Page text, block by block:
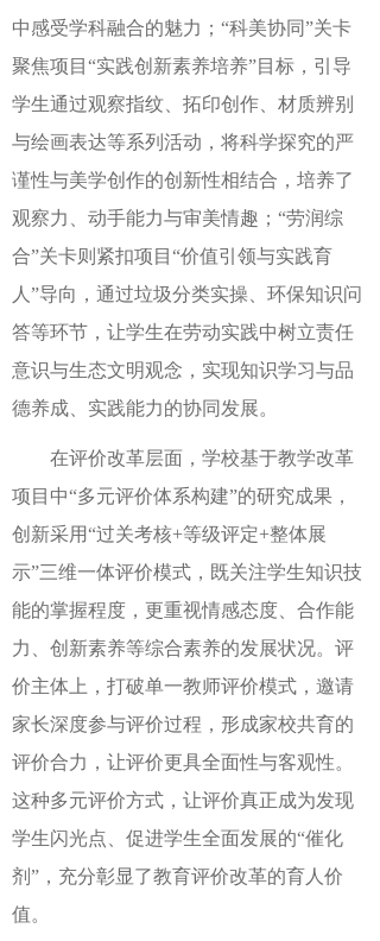
中感受学科融合的魅力；“科美协同”关卡
聚焦项目“实践创新素养培养”目标，引导
学生通过观察指纹、拓印创作、材质辨别
与绘画表达等系列活动，将科学探究的严
谨性与美学创作的创新性相结合，培养了
观察力、动手能力与审美情趣；“劳润综
合”关卡则紧扣项目“价值引领与实践育
人”导向，通过垃圾分类实操、环保知识问
答等环节，让学生在劳动实践中树立责任
意识与生态文明观念，实现知识学习与品
德养成、实践能力的协同发展。
在评价改革层面，学校基于教学改革
项目中“多元评价体系构建”的研究成果，
创新采用“过关考核+等级评定+整体展
示”三维一体评价模式，既关注学生知识技
能的掌握程度，更重视情感态度、合作能
力、创新素养等综合素养的发展状况。评
价主体上，打破单一教师评价模式，邀请
家长深度参与评价过程，形成家校共育的
评价合力，让评价更具全面性与客观性。
这种多元评价方式，让评价真正成为发现
学生闪光点、促进学生全面发展的“催化
剂”，充分彰显了教育评价改革的育人价
值。